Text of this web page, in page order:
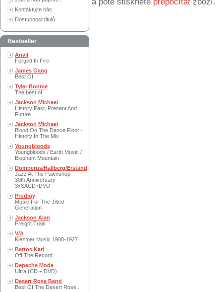
Kontaktujte nás
Dostupnost titulů
Bestseller
Anvil
Forged In Fire
James Gang
Best Of
Tyler Bonnie
The best of
Jackson Michael
History Past, Present And
Future
Jackson Michael
Blood On The Dance Floor -
History In The Mix
Youngbloods
Youngbloods / Earth Music /
Elephant Mountain
Domnerus/Hallberg/Erstand
Jazz At The Pawnshop -
30th Anniversary
3xSACD+DVD
Prodigy
Music For The Jilted
Generation
Jackson Alan
Freight Train
V/A
Klezmer Music 1908-1927
Bartos Karl
Off The Record
Depeche Mode
Ultra (CD + DVD)
Desert Rose Band
Best Of The Desert Rose..